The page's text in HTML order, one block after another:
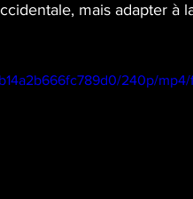
mais adapter à
240p/